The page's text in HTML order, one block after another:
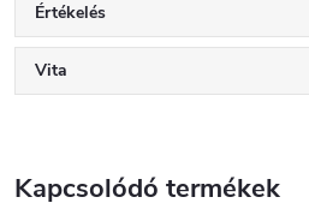
Értékelés
Vita
Kapcsolódó termékek